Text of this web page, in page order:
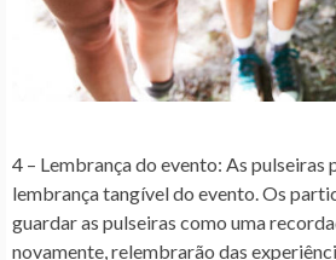
4 – Lembrança do evento: As pulseiras
lembrança tangível do evento. Os
guardar as pulseiras como uma
novamente, relembrarão das